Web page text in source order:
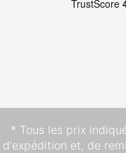
* Tous les prix
d'expédition et, de